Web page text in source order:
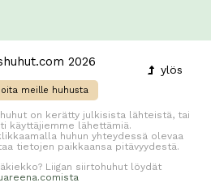
ylös
2026
meille huhusta
on kerätty julkisista lähteistä, tai
käyttäjiemme lähettämiä.
huhun yhteydessä olevaa
tietojen paikkaansa pitävyydestä.
Liigan siirtohuhut löydät